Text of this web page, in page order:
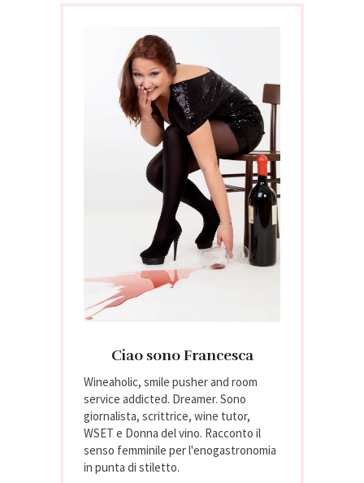
Ciao sono Francesca
Wineaholic, smile pusher and room
service addicted. Dreamer. Sono
giornalista, scrittrice, wine tutor,
WSET e Donna del vino. Racconto il
senso femminile per l'enogastronomia
in punta di stiletto.